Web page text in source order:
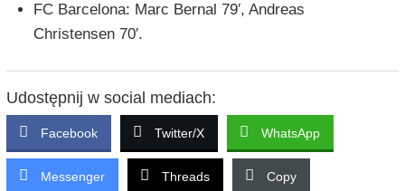
FC Barcelona: Marc Bernal 79′, Andreas
Christensen 70′.
Udostępnij w social mediach:
Facebook Twitter/X WhatsApp
Messenger Threads Copy